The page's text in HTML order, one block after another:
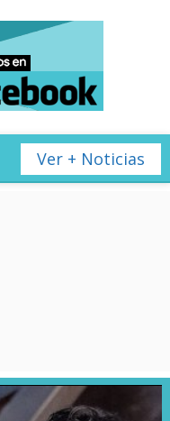
Ver + Noticias